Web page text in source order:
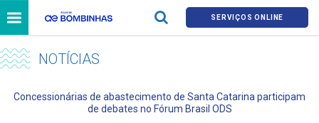
SERVIÇOS ONLINE
NOTÍCIAS
Concessionárias de abastecimento de Santa Catarina participam
de debates no Fórum Brasil ODS